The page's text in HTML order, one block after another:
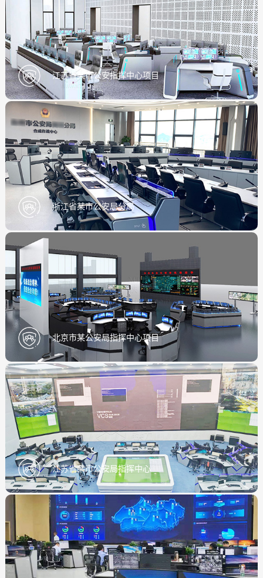
江苏省某市公安指挥中心项目
浙江省某市公安局分局
北京市某公安局指挥中心项目
江苏省某市公安局指挥中心